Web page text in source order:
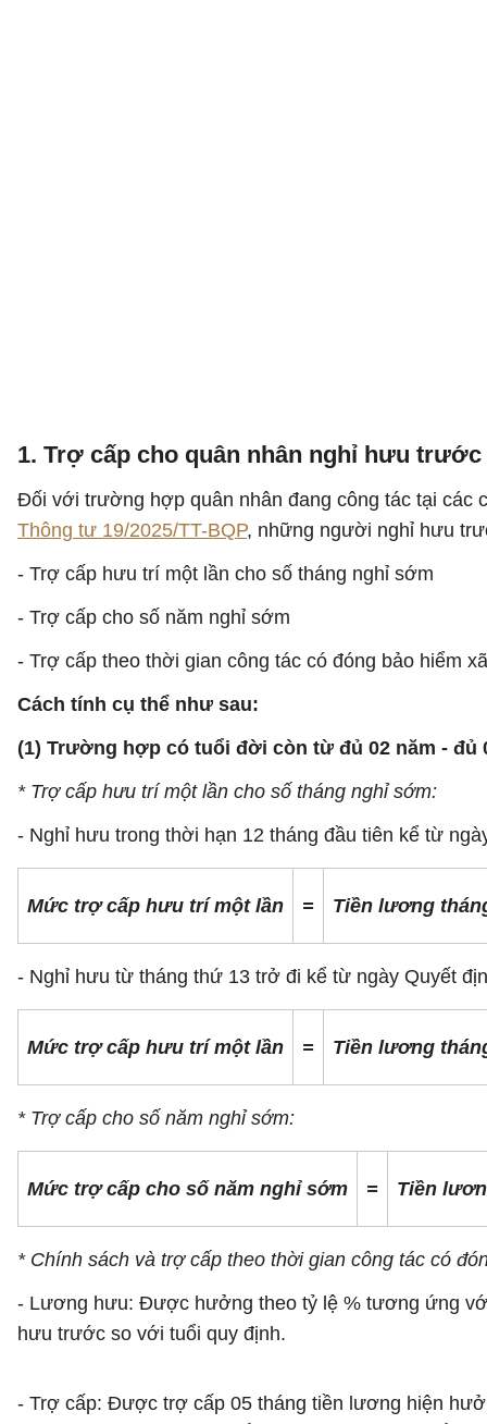
1. Trợ cấp cho quân nhân nghỉ hưu
Đối với trường hợp quân nhân đang công tác tại các
Thông tư 19/2025/TT-BQP, những người nghỉ hưu
- Trợ cấp hưu trí một lần cho số tháng nghỉ sớm
- Trợ cấp cho số năm nghỉ sớm
- Trợ cấp theo thời gian công tác có đóng bảo hiểm
Cách tính cụ thể như sau:
(1) Trường hợp có tuổi đời còn từ đủ 02 năm -
* Trợ cấp hưu trí một lần cho số tháng nghỉ sớm:
- Nghỉ hưu trong thời hạn 12 tháng đầu tiên kể từ
Mức trợ cấp hưu trí một lần = Tiền lương
- Nghỉ hưu từ tháng thứ 13 trở đi kể từ ngày Quyết
Mức trợ cấp hưu trí một lần = Tiền lương
* Trợ cấp cho số năm nghỉ sớm:
Mức trợ cấp cho số năm nghỉ sớm = Tiền
* Chính sách và trợ cấp theo thời gian công tác có
- Lương hưu: Được hưởng theo tỷ lệ % tương ứng
hưu trước so với tuổi quy định.
- Trợ cấp: Được trợ cấp 05 tháng tiền lương hiện